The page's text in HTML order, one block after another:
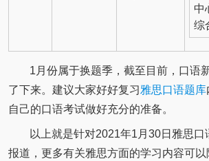
中
综
1月份属于换题季，截至目前，口语
了下来。建议大家好好复习雅思口语题库
自己的口语考试做好充分的准备。
以上就是针对2021年1月30日雅思口
报道，更多有关雅思方面的学习内容可